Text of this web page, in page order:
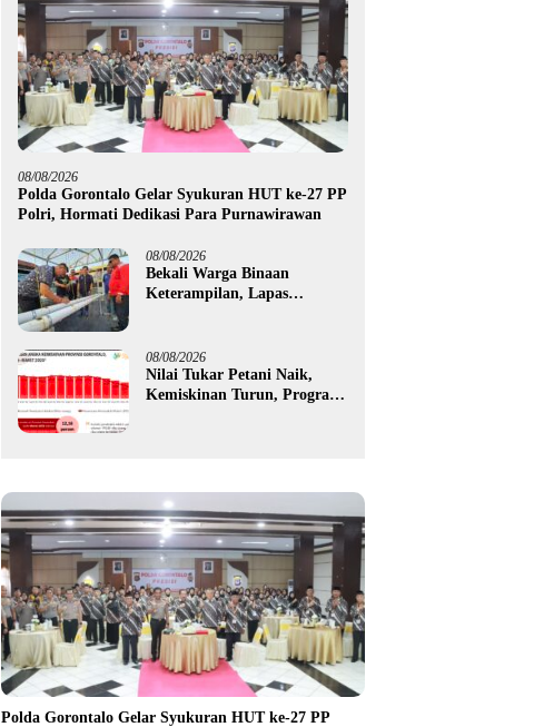
08/08/2026
Polda Gorontalo Gelar Syukuran HUT ke-27 PP
Polri, Hormati Dedikasi Para Purnawirawan
08/08/2026
Bekali Warga Binaan
Keterampilan, Lapas
08/08/2026
Nilai Tukar Petani Naik,
Kemiskinan Turun, Program
Polda Gorontalo Gelar Syukuran HUT ke-27 PP